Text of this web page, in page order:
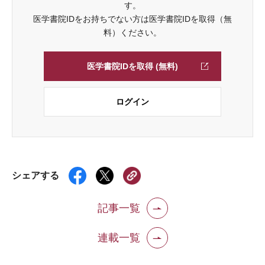
す。
医学書院IDをお持ちでない方は医学書院IDを取得（無
料）ください。
医学書院IDを取得 (無料)
ログイン
シェアする
記事一覧
連載一覧